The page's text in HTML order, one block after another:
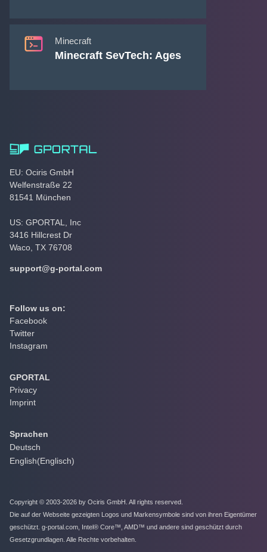
Minecraft
Minecraft SevTech: Ages
EU: Ociris GmbH
Welfenstraße 22
81541 München
US: GPORTAL, Inc
3416 Hillcrest Dr
Waco, TX 76708
support@g-portal.com
Follow us on:
Facebook
Twitter
Instagram
GPORTAL
Privacy
Imprint
Sprachen
Deutsch
English(Englisch)
Copyright © 2003-2026 by Ociris GmbH. All rights reserved.
Die auf der Webseite gezeigten Logos und Markensymbole sind von ihren Eigentümer
geschützt. g-portal.com, Intel® Core™, AMD™ und andere sind geschützt durch
Gesetzgrundlagen. Alle Rechte vorbehalten.